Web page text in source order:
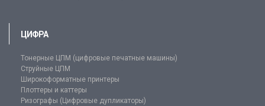
ЦИФРА
Тонерные ЦПМ (цифровые печатные машины)
Струйные ЦПМ
Широкоформатные принтеры
Плоттеры и каттеры
Ризографы (Цифровые дупликаторы)